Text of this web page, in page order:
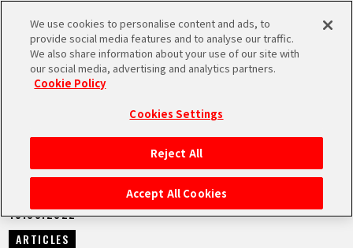
MEN
ACCUEIL
NEWS
NEWS
15.08.2022
ARTICLES
We use cookies to personalise content and ads, to
provide social media features and to analyse our traffic.
We also share information about your use of our site with
our social media, advertising and analytics partners.
Cookie Policy
Cookies Settings
Reject All
Accept All Cookies